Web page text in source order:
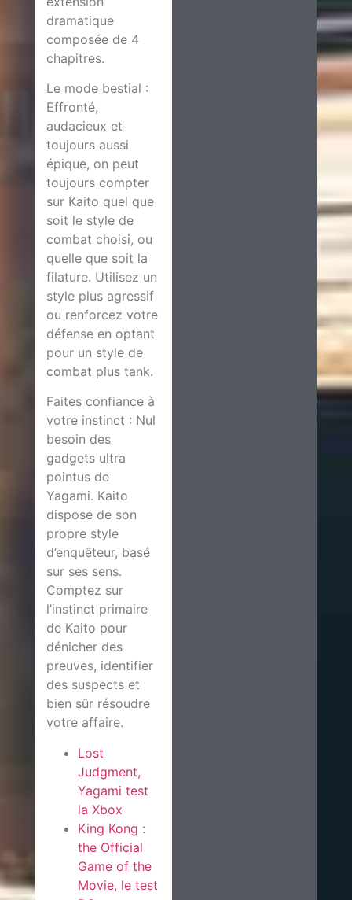
dramatique
composée de 4
chapitres.
Le mode bestial :
Effronté,
audacieux et
toujours aussi
épique, on peut
toujours compter
sur Kaito quel que
soit le style de
combat choisi, ou
quelle que soit la
filature. Utilisez un
style plus agressif
ou renforcez votre
défense en optant
pour un style de
combat plus tank.
Faites confiance à
votre instinct : Nul
besoin des
gadgets ultra
pointus de
Yagami. Kaito
dispose de son
propre style
d’enquêteur, basé
sur ses sens.
Comptez sur
l’instinct primaire
de Kaito pour
dénicher des
preuves, identifier
des suspects et
bien sûr résoudre
votre affaire.
Lost
Judgment,
Yagami test
la Xbox
King Kong :
the Official
Game of the
Movie, le test